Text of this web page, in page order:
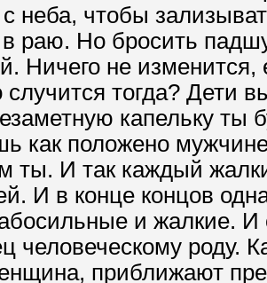
с неба, чтобы
раю. Но бросить
Ничего не
случится тогда? Дети
капельку
как положено
ты. И так каждый
И в конце концов
и жалкие.
человеческому
приближают